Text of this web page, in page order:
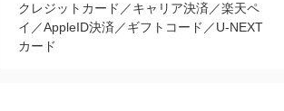
クレジットカード／キャリア決済／楽天ペ
イ／AppleID決済／ギフトコード／U-NEXT
カード